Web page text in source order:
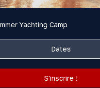
Yachting Camp
Dates
S'inscrire !